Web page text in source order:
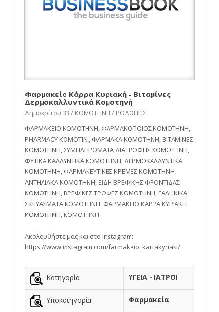
Φαρμακείο Κάρρα Κυριακή - Βιταμίνες
Δερμοκαλλυντικά Κομοτηνή
Δημοκρίτου 33 / ΚΟΜΟΤΗΝΗ / ΡΟΔΟΠΗΣ
ΦΑΡΜΑΚΕΙΟ ΚΟΜΟΤΗΝΗ, ΦΑΡΜΑΚΟΠΟΙΟΣ ΚΟΜΟΤΗΝΗ,
PHARMACY KOMOTINI, ΦΑΡΜΑΚΑ ΚΟΜΟΤΗΝΗ, ΒΙΤΑΜΙΝΕΣ
ΚΟΜΟΤΗΝΗ, ΣΥΜΠΛΗΡΩΜΑΤΑ ΔΙΑΤΡΟΦΗΣ ΚΟΜΟΤΗΝΗ,
ΦΥΤΙΚΑ ΚΑΛΛΥΝΤΙΚΑ ΚΟΜΟΤΗΝΗ, ΔΕΡΜΟΚΑΛΛΥΝΤΙΚΑ
ΚΟΜΟΤΗΝΗ, ΦΑΡΜΑΚΕΥΤΙΚΕΣ ΚΡΕΜΕΣ ΚΟΜΟΤΗΝΗ,
ΑΝΤΗΛΙΑΚΑ ΚΟΜΟΤΗΝΗ, ΕΙΔΗ ΒΡΕΦΙΚΗΣ ΦΡΟΝΤΙΔΑΣ
ΚΟΜΟΤΗΝΗ, ΒΡΕΦΙΚΕΣ ΤΡΟΦΕΣ ΚΟΜΟΤΗΝΗ, ΓΑΛΗΝΙΚΑ
ΣΚΕΥΑΣΜΑΤΑ ΚΟΜΟΤΗΝΗ, ΦΑΡΜΑΚΕΙΟ ΚΑΡΡΑ ΚΥΡΙΑΚΗ
ΚΟΜΟΤΗΝΗ, ΚΟΜΟΤΗΝΗ
Ακολουθήστε μας και στο Instagram:
https://www.instagram.com/farmakeio_karrakyriaki/
Κατηγορία ΥΓΕΙΑ - ΙΑΤΡΟΙ
Υποκατηγορία Φαρμακεία